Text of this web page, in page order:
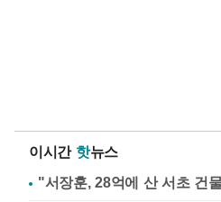
이시간 핫뉴스
"서장훈, 28억에 산 서초 건